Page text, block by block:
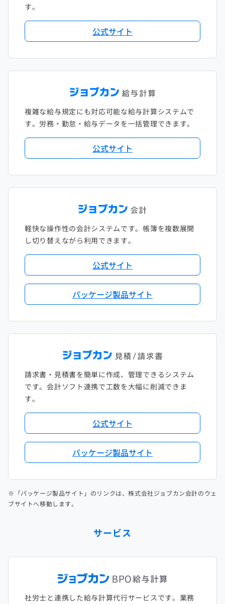
す。
公式サイト
複雑な給与規定にも対応可能な給与計算システムで
す。労務・勤怠・給与データを一括管理できます。
公式サイト
軽快な操作性の会計システムです。帳簿を複数展開
し切り替えながら利用できます。
公式サイト
パッケージ製品サイト
請求書・見積書を簡単に作成、管理できるシステム
です。会計ソフト連携で工数を大幅に削減できま
す。
公式サイト
パッケージ製品サイト
※「パッケージ製品サイト」のリンクは、株式会社ジョブカン会計のウェ
ブサイトへ移動します。
サービス
社労士と連携した給与計算代行サービスです。業務